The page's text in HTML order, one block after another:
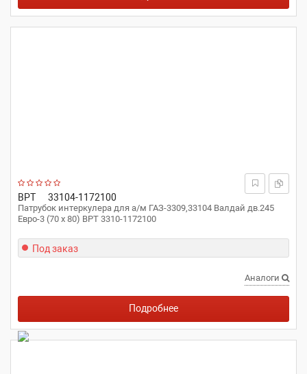
ВРТ 33104-1172100
Патрубок интеркулера для а/м ГАЗ-3309,33104 Валдай дв.245
Евро-3 (70 x 80) ВРТ 3310-1172100
Под заказ
Аналоги
Подробнее